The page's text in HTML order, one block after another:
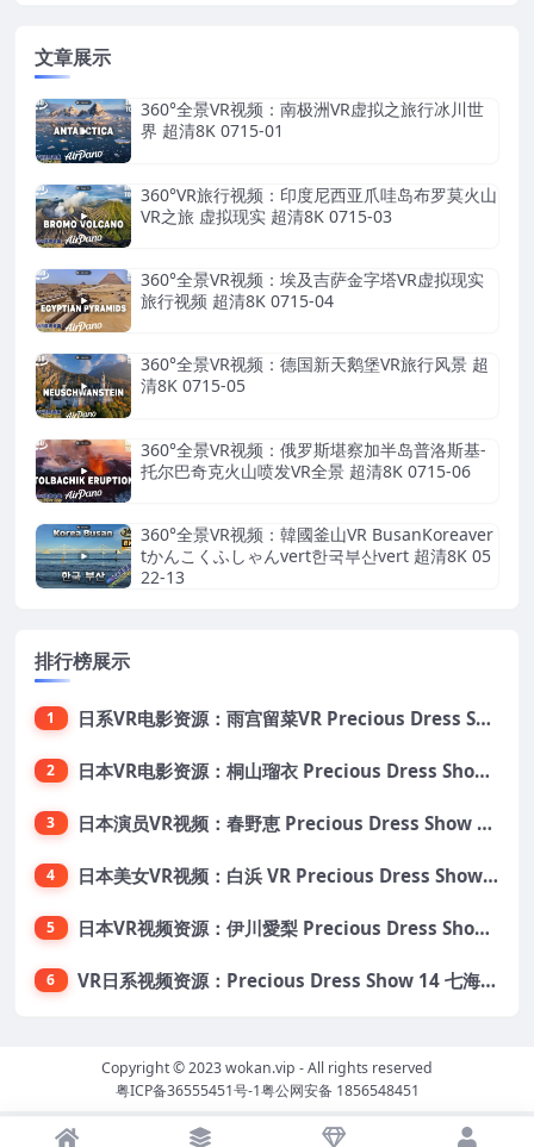
文章展示
360°全景VR视频：南极洲VR虚拟之旅行冰川世
界 超清8K 0715-01
360°VR旅行视频：印度尼西亚爪哇岛布罗莫火山
VR之旅 虚拟现实 超清8K 0715-03
360°全景VR视频：埃及吉萨金字塔VR虚拟现实
旅行视频 超清8K 0715-04
360°全景VR视频：德国新天鹅堡VR旅行风景 超
清8K 0715-05
360°全景VR视频：俄罗斯堪察加半岛普洛斯基-
托尔巴奇克火山喷发VR全景 超清8K 0715-06
360°全景VR视频：韓國釜山VR BusanKoreaver
tかんこくふしゃんvert한국부산vert 超清8K 05
22-13
排行榜展示
1 日系VR电影资源：雨宫留菜VR Precious Dress Show31 大小5.5G 番号PDS031
2 日本VR电影资源：桐山瑠衣 Precious Dress Show24 大小13.5G 番号PDS024
3 日本演员VR视频：春野恵 Precious Dress Show 21 大小8.6G 番号 PDS021
4 日本美女VR视频：白浜 VR Precious Dress Show22 VR番号：PDS022 大小10.1G
5 日本VR视频资源：伊川愛梨 Precious Dress Show 15 日本VR番号PDS015 大小9.18G
6 VR日系视频资源：Precious Dress Show 14 七海 日本VR番号PDS014
Copyright © 2023wokan.vip - All rights reserved
粤ICP备36555451号-1粤公网安备 1856548451